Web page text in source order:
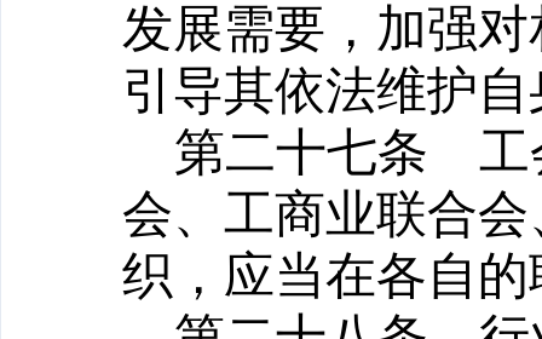
发展需要，加强
引导其依法维护
第二十七条 工
会、工商业联合
织，应当在各自